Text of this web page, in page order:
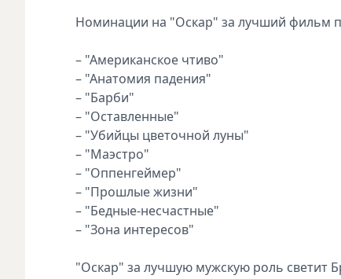
Номинации на "Оскар" за лучший фильм
– "Американское чтиво"
– "Анатомия падения"
– "Барби"
– "Оставленные"
– "Убийцы цветочной луны"
– "Маэстро"
– "Оппенгеймер"
– "Прошлые жизни"
– "Бедные-несчастные"
– "Зона интересов"
"Оскар" за лучшую мужскую роль светит